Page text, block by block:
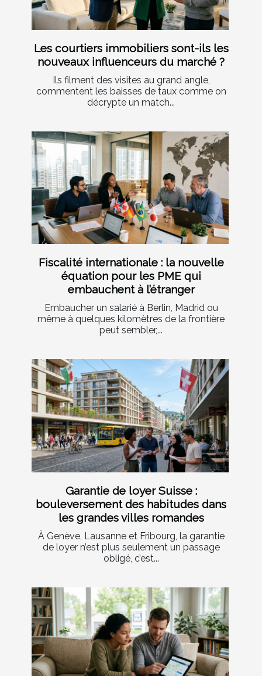
Les courtiers immobiliers sont-ils les
nouveaux influenceurs du marché ?
Ils filment des visites au grand angle,
commentent les baisses de taux comme on
décrypte un match...
Fiscalité internationale : la nouvelle
équation pour les PME qui
embauchent à l’étranger
Embaucher un salarié à Berlin, Madrid ou
même à quelques kilomètres de la frontière
peut sembler,...
Garantie de loyer Suisse :
bouleversement des habitudes dans
les grandes villes romandes
À Genève, Lausanne et Fribourg, la garantie
de loyer n’est plus seulement un passage
obligé, c’est...